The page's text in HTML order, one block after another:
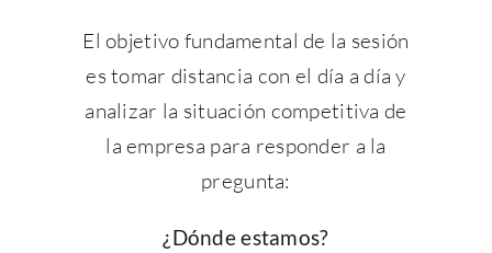
El objetivo fundamental de la sesión
es tomar distancia con el día a día y
analizar la situación competitiva de
la empresa para responder a la
pregunta:
¿Dónde estamos?